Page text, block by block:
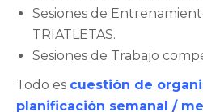
Sesiones de
TRIATLETAS.
Sesiones de Trabajo
Todo es cuestión de
planificación semanal /